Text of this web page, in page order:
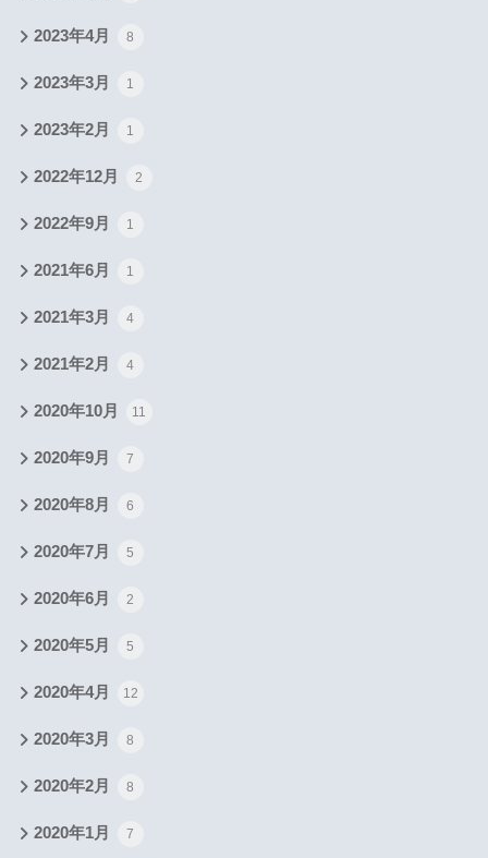
2023年4月 8
2023年3月 1
2023年2月 1
2022年12月 2
2022年9月 1
2021年6月 1
2021年3月 4
2021年2月 4
2020年10月 11
2020年9月 7
2020年8月 6
2020年7月 5
2020年6月 2
2020年5月 5
2020年4月 12
2020年3月 8
2020年2月 8
2020年1月 7